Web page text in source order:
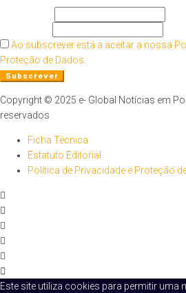
Ao subscrever está a aceitar a nossa
Proteção de Dados.
Copyright © 2025 e- Global Notícias em
reservados
Ficha Técnica
Estatuto Editorial
Política de Privacidade e Proteção
Este site utiliza cookies para permitir uma